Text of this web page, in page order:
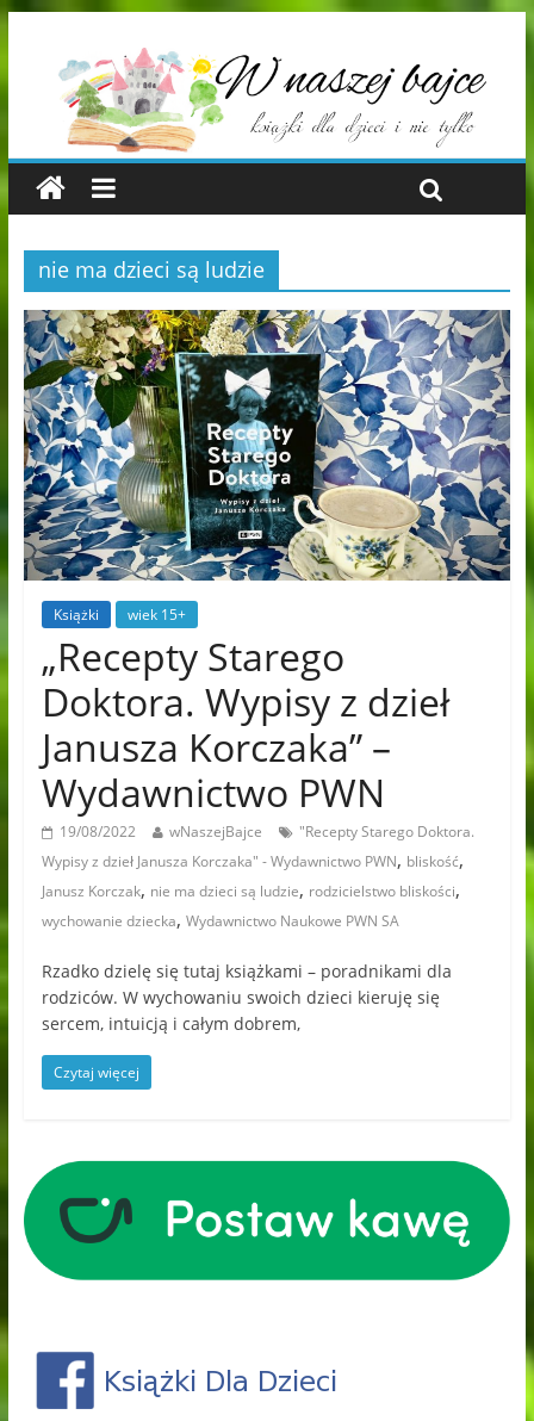
nie ma dzieci są ludzie
Książki wiek 15+
„Recepty Starego
Doktora. Wypisy z dzieł
Janusza Korczaka” –
Wydawnictwo PWN
19/08/2022 wNaszejBajce
"Recepty Starego Doktora.
Wypisy z dzieł Janusza Korczaka" - Wydawnictwo PWN, bliskość,
Janusz Korczak, nie ma dzieci są ludzie, rodzicielstwo bliskości,
wychowanie dziecka, Wydawnictwo Naukowe PWN SA
Rzadko dzielę się tutaj książkami – poradnikami dla
rodziców. W wychowaniu swoich dzieci kieruję się
sercem, intuicją i całym dobrem,
Czytaj więcej